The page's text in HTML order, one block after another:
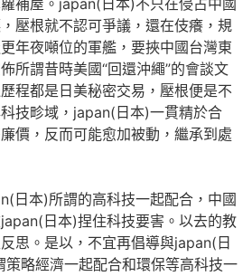
補屋。japan(日本)不只在侵占中國
壓根就不認可爭議，還在伎癢，規
年夜噸位的軍艦，要挾中國台灣東
所謂昔時美國“回還沖繩”的會談文
程都是日美秘密交易，壓根便是不
技畛域，japan(日本)一貫精於合
價，反而可能愈加被動，繼承到處
)所謂的高科技一起配合，中國
日本)捏住科技要害。以去的教
思。是以，不宜再倡導與japan(日
略經濟一起配合和環保等高科技一